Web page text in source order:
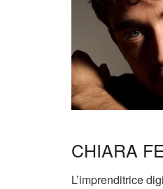
CHIARA
L’imprenditrice